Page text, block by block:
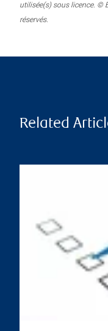
utilisée(s) sous licence. ©
réservés.
Related